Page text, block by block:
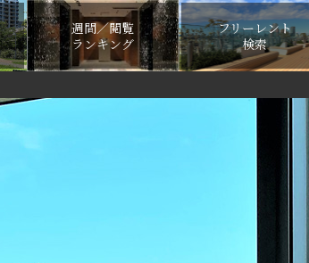
週間／閲覧
ランキング
フリーレント
検索